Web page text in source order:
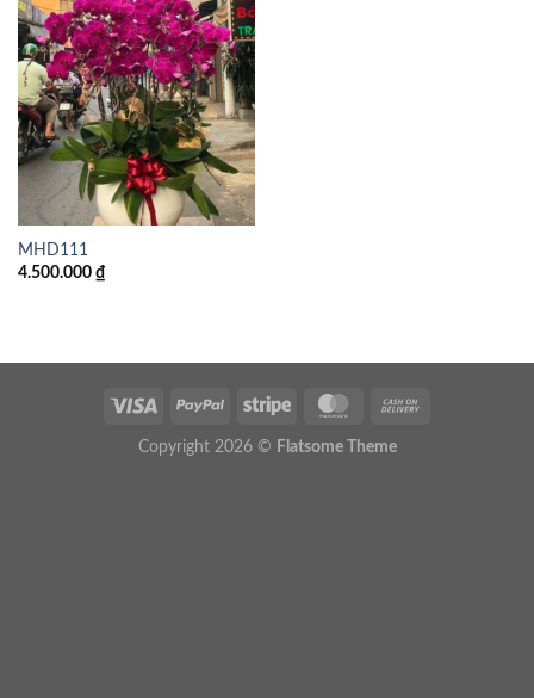
wishlist
MHD111
4.500.000 ₫
Copyright 2026 © Flatsome Theme